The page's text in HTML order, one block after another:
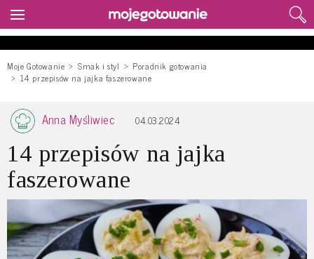
Moje Gotowanie Smak i styl
Poradnik gotowania
14 przepisów na jajka faszerowane
Anna Myśliwiec 04.03.2024
14 przepisów na jajka
faszerowane